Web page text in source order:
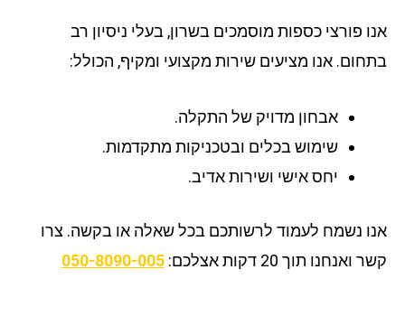
פורצי כספות מוסמכים בשרון, בעלי ניסיון רב
אנו מציעים שירות מקצועי ומקיף, הכולל:
אבחון מדויק של התקלה.
שימוש בכלים ובטכניקות מתקדמות.
יחס אישי ושירות אדיב.
נשמח לעמוד לרשותכם בכל שאלה או בקשה. צרו
תוך 20 דקות אצלכם:
050-8090-005